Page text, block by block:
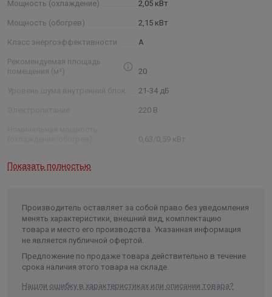
Мощность (охлаждение) 2,05 кВт
Мощность (обогрев) 2,15 кВт
Класс энергоэффективности А
Рекомендуемая площадь
помещения (м²)
20
Уровень шума внутренний блок 21-34 дБ
220 В
0,63/0,59 кВт
(ШхВхГ)
Размеры упаковки внутреннего
блока (ШхВхГ)
85х25,5х32,5 см
Размеры упаковки внешнего
блока (ШхВхГ)
78х53х31,5 см
Вес нетто/брутто внутреннего
Показать полностью
Производитель оставляет за собой право без уведомления
менять характеристики, внешний вид, комплектацию
товара и место его производства. Указанная информация
не является публичной офертой.
Предложение по продаже товара действительно в течение
срока наличия этого товара на складе.
Нашли ошибку в характеристиках или описании товара?